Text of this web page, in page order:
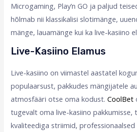
Microgaming, Play’n GO ja paljud
hõlmab nii klassikalisi slotimänge,
mänge, lauamänge kui ka live-kasiino
Live-Kasiino Elamus
Live-kasiino on viimastel aastatel
populaarsust, pakkudes mängijatele
atmosfääri otse oma kodust.CoolBet
tugevalt oma live-kasiino pakkumisse,
kvaliteediga striimid, professionaalsed